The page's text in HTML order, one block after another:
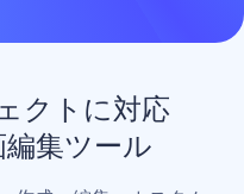
クトに対応
集ツール